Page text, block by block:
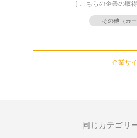
［ こちらの企業の取
その他（カー
企業サ
同じカテゴリ